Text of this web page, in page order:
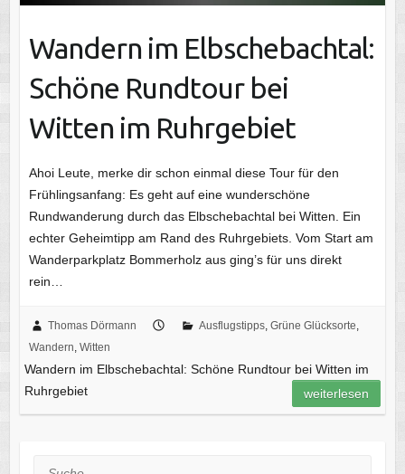
Wandern im Elbschebachtal:
Schöne Rundtour bei
Witten im Ruhrgebiet
Ahoi Leute, merke dir schon einmal diese Tour für den
Frühlingsanfang: Es geht auf eine wunderschöne
Rundwanderung durch das Elbschebachtal bei Witten. Ein
echter Geheimtipp am Rand des Ruhrgebiets. Vom Start am
Wanderparkplatz Bommerholz aus ging’s für uns direkt
rein…
Thomas Dörmann Ausflugstipps, Grüne Glücksorte
Wandern Witten
Wandern im Elbschebachtal: Schöne Rundtour bei Witten im
Ruhrgebiet
weiterlesen
Suche